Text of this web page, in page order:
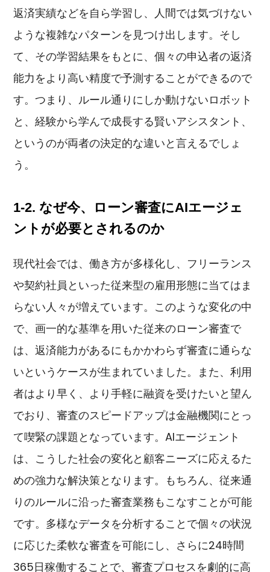
返済実績などを自ら学習し、人間では気づけない
ような複雑なパターンを見つけ出します。そし
て、その学習結果をもとに、個々の申込者の返済
能力をより高い精度で予測することができるので
す。つまり、ルール通りにしか動けないロボット
と、経験から学んで成長する賢いアシスタント、
というのが両者の決定的な違いと言えるでしょ
う。
1-2. なぜ今、ローン審査にAIエージェ
ントが必要とされるのか
現代社会では、働き方が多様化し、フリーランス
や契約社員といった従来型の雇用形態に当てはま
らない人々が増えています。このような変化の中
で、画一的な基準を用いた従来のローン審査で
は、返済能力があるにもかかわらず審査に通らな
いというケースが生まれていました。また、利用
者はより早く、より手軽に融資を受けたいと望ん
でおり、審査のスピードアップは金融機関にとっ
て喫緊の課題となっています。AIエージェント
は、こうした社会の変化と顧客ニーズに応えるた
めの強力な解決策となります。もちろん、従来通
りのルールに沿った審査業務もこなすことが可能
です。多様なデータを分析することで個々の状況
に応じた柔軟な審査を可能にし、さらに24時間
365日稼働することで、審査プロセスを劇的に高